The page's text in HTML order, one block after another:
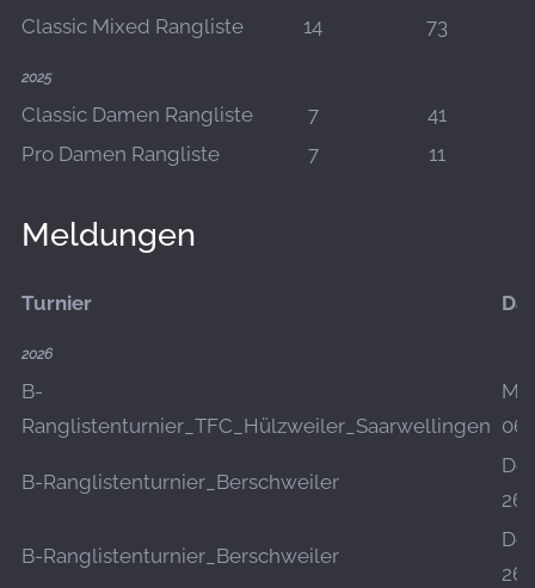
Classic Mixed Rangliste
14 73
2025
Classic Damen Rangliste 7
41
Pro Damen Rangliste
7 11
Meldungen
Turnier
2026
B-
Ranglistenturnier_TFC_Hülzweiler_Saarwellingen
B-Ranglistenturnier_Berschweiler
Do.,
B-Ranglistenturnier_Berschweiler
Do.,